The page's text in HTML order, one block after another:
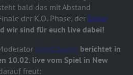
bald das mit Abstand
der K.O.-Phase, der Super
wir sind für euch live dabei!
David Loebe berichtet in
10.02. live vom Spiel in New
freut: